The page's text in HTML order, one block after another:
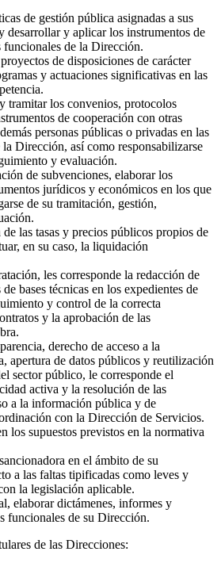
de gestión pública asignadas a sus
desarrollar y aplicar los instrumentos de
funcionales de la Dirección.
de disposiciones de carácter
y actuaciones significativas en las
tramitar los convenios, protocolos
de cooperación con otras
personas públicas o privadas en las
la Dirección, así como responsabilizarse
y evaluación.
de subvenciones, elaborar los
jurídicos y económicos en los que
de su tramitación, gestión,
las tasas y precios públicos propios de
en su caso, la liquidación
les corresponde la redacción de
bases técnicas en los expedientes de
y control de la correcta
y la aprobación de las
derecho de acceso a la
apertura de datos públicos y reutilización
sector público, le corresponde el
activa y la resolución de las
a la información pública y de
con la Dirección de Servicios.
los supuestos previstos en la normativa
en el ámbito de su
a las faltas tipificadas como leves y
la legislación aplicable.
elaborar dictámenes, informes y
funcionales de su Dirección.
de las Direcciones: